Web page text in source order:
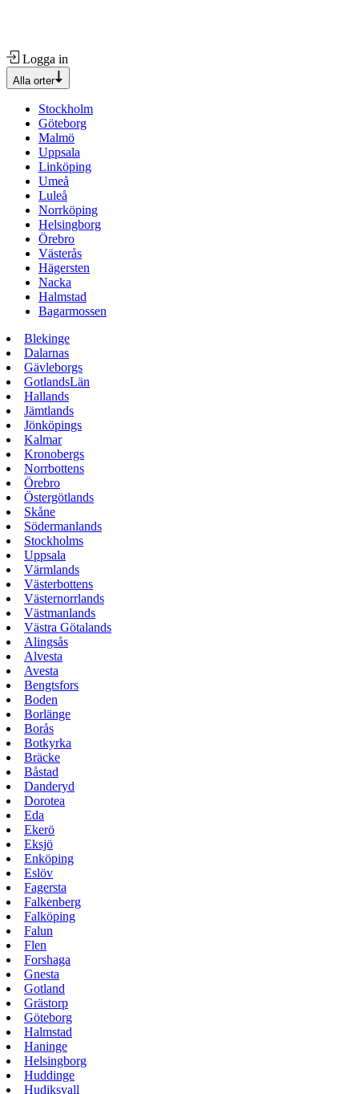
Logga in
Alla orter
Stockholm
Göteborg
Malmö
Uppsala
Linköping
Umeå
Luleå
Norrköping
Helsingborg
Örebro
Västerås
Hägersten
Nacka
Halmstad
Bagarmossen
Blekinge
Dalarnas
Gävleborgs
GotlandsLän
Hallands
Jämtlands
Jönköpings
Kalmar
Kronobergs
Norrbottens
Örebro
Östergötlands
Skåne
Södermanlands
Stockholms
Uppsala
Värmlands
Västerbottens
Västernorrlands
Västmanlands
Västra Götalands
Alingsås
Alvesta
Avesta
Bengtsfors
Boden
Borlänge
Borås
Botkyrka
Bräcke
Båstad
Danderyd
Dorotea
Eda
Ekerö
Eksjö
Enköping
Eslöv
Fagersta
Falkenberg
Falköping
Falun
Flen
Forshaga
Gnesta
Gotland
Grästorp
Göteborg
Halmstad
Haninge
Helsingborg
Huddinge
Hudiksvall